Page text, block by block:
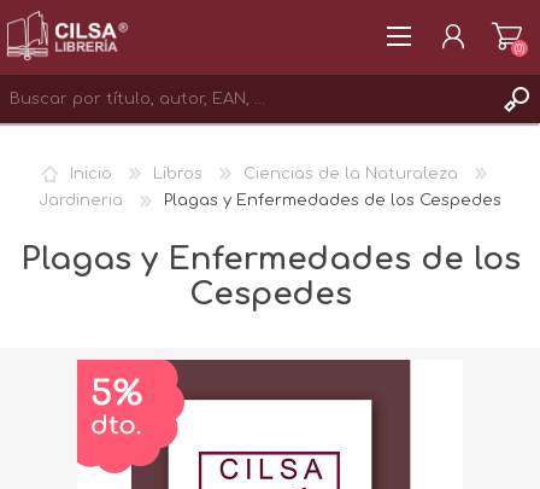
INICIAR SESIÓN
(0)
Inicio Libros
Ciencias de la Naturaleza
Jardineria
Plagas y Enfermedades de los Cespedes
Plagas y Enfermedades de los
Cespedes